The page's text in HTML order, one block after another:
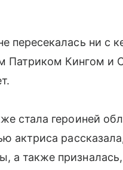
пересекалась ни с
Патриком Кингом и
стала героиней
актриса
а также